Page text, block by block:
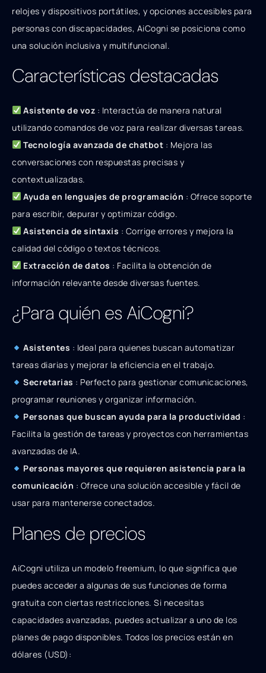
relojes y dispositivos portátiles, y opciones accesibles para
personas con discapacidades, AiCogni se posiciona como
una solución inclusiva y multifuncional.
Características destacadas
Asistente de voz : Interactúa de manera natural
utilizando comandos de voz para realizar diversas tareas.
Tecnología avanzada de chatbot : Mejora las
conversaciones con respuestas precisas y
contextualizadas.
Ayuda en lenguajes de programación : Ofrece soporte
para escribir, depurar y optimizar código.
Asistencia de sintaxis : Corrige errores y mejora la
calidad del código o textos técnicos.
Extracción de datos : Facilita la obtención de
información relevante desde diversas fuentes.
¿Para quién es AiCogni?
Asistentes : Ideal para quienes buscan automatizar
tareas diarias y mejorar la eficiencia en el trabajo.
Secretarias : Perfecto para gestionar comunicaciones,
programar reuniones y organizar información.
Personas que buscan ayuda para la productividad :
Facilita la gestión de tareas y proyectos con herramientas
avanzadas de IA.
Personas mayores que requieren asistencia para la
comunicación : Ofrece una solución accesible y fácil de
usar para mantenerse conectados.
Planes de precios
AiCogni utiliza un modelo freemium, lo que significa que
puedes acceder a algunas de sus funciones de forma
gratuita con ciertas restricciones. Si necesitas
capacidades avanzadas, puedes actualizar a uno de los
planes de pago disponibles. Todos los precios están en
dólares (USD):